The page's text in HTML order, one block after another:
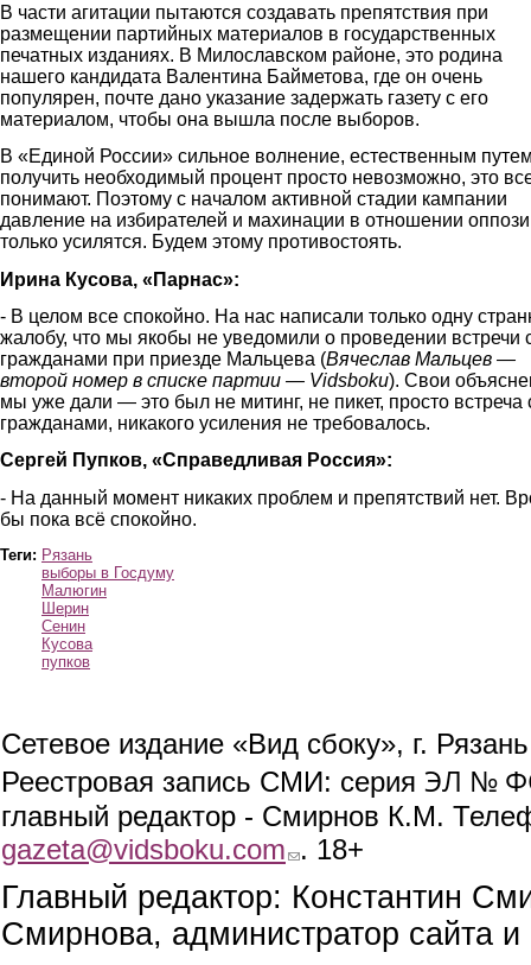
В части агитации пытаются создавать препятствия при
размещении партийных материалов в государственных
печатных изданиях. В Милославском районе, это родина
нашего кандидата Валентина Байметова, где он очень
популярен, почте дано указание задержать газету с его
материалом, чтобы она вышла после выборов.
В «Единой России» сильное волнение, естественным
получить необходимый процент просто невозможно, это
понимают. Поэтому с началом активной стадии кампании
давление на избирателей и махинации в отношении
только усилятся. Будем этому противостоять.
Ирина Кусова, «Парнас»:
- В целом все спокойно. На нас написали только одну
жалобу, что мы якобы не уведомили о проведении встречи
гражданами при приезде Мальцева (Вячеслав Мальцев —
второй номер в списке партии — Vidsboku). Свои
мы уже дали — это был не митинг, не пикет, просто встреча
гражданами, никакого усиления не требовалось.
Сергей Пупков, «Справедливая Россия»:
- На данный момент никаких проблем и препятствий нет.
бы пока всё спокойно.
Теги: Рязань
выборы в Госдуму
Малюгин
Шерин
Сенин
Кусова
пупков
Сетевое издание «Вид сбоку», г.
Реестровая запись СМИ: серия ЭЛ №
главный редактор - Смирнов К.М.
gazeta@vidsboku.com (link sends e-mail)
. 18+
Главный редактор: Константин
Смирнова, администратор сайта